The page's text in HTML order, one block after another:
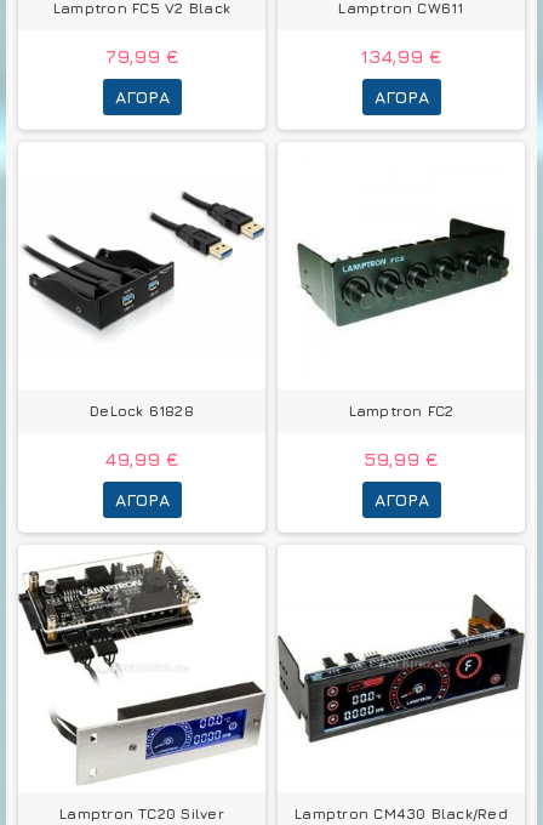
Lamptron FC5 V2 Black
79,99 €
ΑΓΟΡΆ
Lamptron CW611
134,99 €
ΑΓΟΡΆ
DeLock 61828
49,99 €
ΑΓΟΡΆ
Lamptron FC2
59,99 €
ΑΓΟΡΆ
Lamptron TC20 Silver Lamptron CM430 Black/Red